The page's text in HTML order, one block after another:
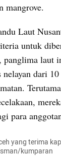
mangrove.
Laut
untuk
panglima laut
dari
para
yang terima
kumparan